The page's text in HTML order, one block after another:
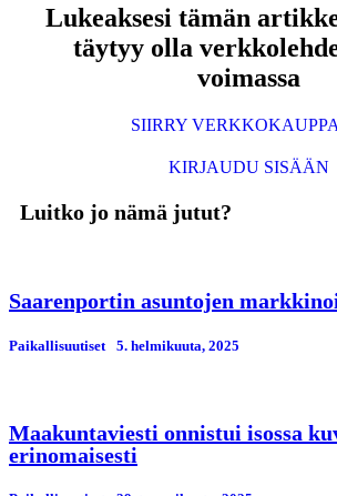
Lukeaksesi tämän
täytyy olla
voimassa
SIIRRY
KIRJAUDU SISÄÄN
Luitko jo nämä jutut?
Saarenportin asuntojen
Paikallisuutiset 5. helmikuuta, 2025
Maakuntaviesti onnistui isossa
erinomaisesti